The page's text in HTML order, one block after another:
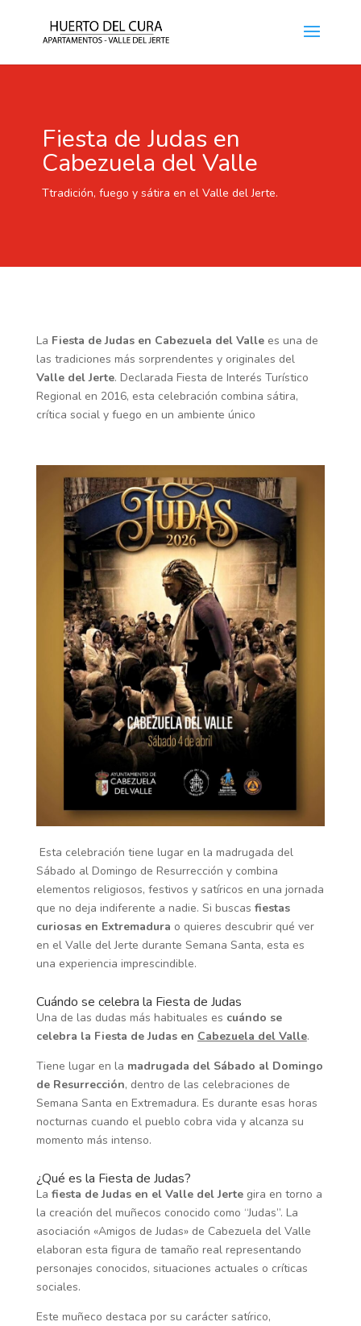
Fiesta de Judas en
Cabezuela del Valle
Ttradición, fuego y sátira en el Valle del Jerte.
La Fiesta de Judas en Cabezuela del Vallees una de
las tradiciones más sorprendentes y originales del
Valle del Jerte. Declarada Fiesta de Interés Turístico
Regional en 2016, esta celebración combina sátira,
crítica social y fuego en un ambiente único
Esta celebración tiene lugar en la madrugada del
Sábado al Domingo de Resurrección y combina
elementos religiosos, festivos y satíricos en una jornada
que no deja indiferente a nadie. Si buscas fiestas
curiosas en Extremadura o quieres descubrir qué ver
en el Valle del Jerte durante Semana Santa, esta es
una experiencia imprescindible.
Cuándo se celebra la Fiesta de Judas
Una de las dudas más habituales es cuándo se
celebra la Fiesta de Judas en Cabezuela del Valle.
Tiene lugar en la madrugada del Sábado al Domingo
de Resurrección, dentro de las celebraciones de
Semana Santa en Extremadura. Es durante esas horas
nocturnas cuando el pueblo cobra vida y alcanza su
momento más intenso.
¿Qué es la Fiesta de Judas?
La fiesta de Judas en el Valle del Jertegira en torno a
la creación del muñecos conocido como “Judas”. La
asociación «Amigos de Judas» de Cabezuela del Valle
elaboran esta figura de tamaño real representando
personajes conocidos, situaciones actuales o críticas
sociales.
Este muñeco destaca por su carácter satírico,